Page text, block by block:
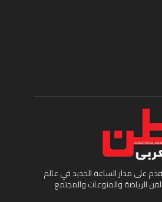
على مدار الساعة الجديد في عالم
الرياضة والمنوعات والمجتمع